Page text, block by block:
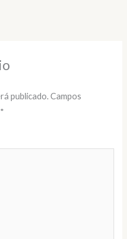
publicado. Campos
*